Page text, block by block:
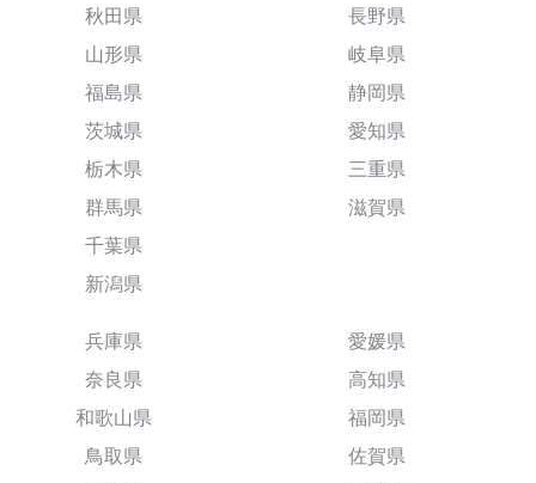
秋田県
山形県
福島県
茨城県
栃木県
群馬県
千葉県
新潟県
長野県
岐阜県
静岡県
愛知県
三重県
滋賀県
兵庫県
奈良県
和歌山県
鳥取県
愛媛県
高知県
福岡県
佐賀県